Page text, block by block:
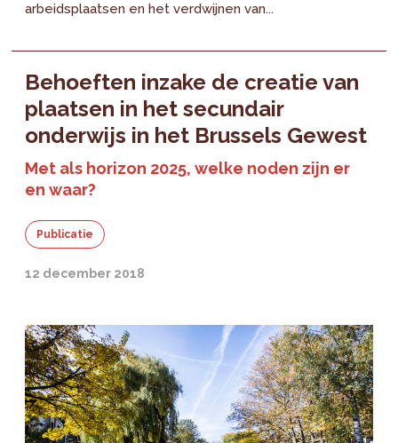
arbeidsplaatsen en het verdwijnen van...
Behoeften inzake de creatie van
plaatsen in het secundair
onderwijs in het Brussels Gewest
Met als horizon 2025, welke noden zijn er
en waar?
Publicatie
12 december 2018